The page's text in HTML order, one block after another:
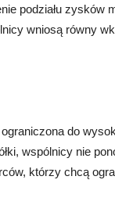
podziału zysków
wniosą równy
do
wspólnicy nie
którzy chcą